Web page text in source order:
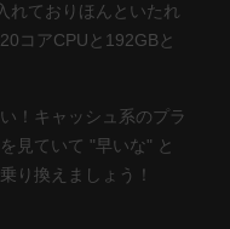
れておりほんといたれ
コアCPUと192GBと
！キャッシュ系のプラ
見ていて "早いな" と
り換えましょう！